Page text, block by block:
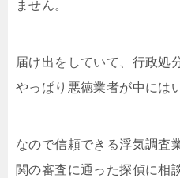
ません。
届け出をしていて、行政処
やっぱり悪徳業者が中には
なので信頼できる浮気調査
関の審査に通った探偵に相